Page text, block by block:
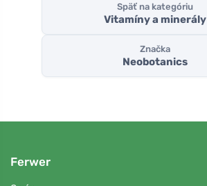
Späť na kategóriu
Vitamíny a minerály
Značka
Neobotanics
Ferwer